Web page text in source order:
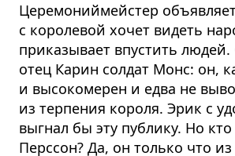
Церемониймейстер
с королевой хочет видеть
приказывает впустить
отец Карин солдат Монс: он,
и высокомерен и едва не
из терпения короля. Эрик с
выгнал бы эту публику. Но
Перссон? Да, он только что